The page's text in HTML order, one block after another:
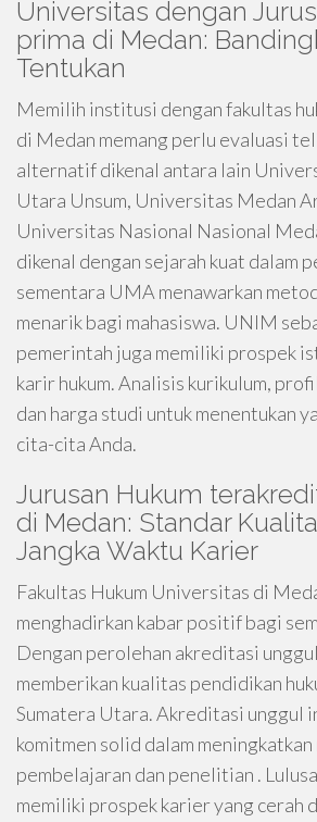
Universitas dengan
prima di Medan:
Tentukan
Memilih institusi dengan fakultas
di Medan memang perlu evaluasi
alternatif dikenal antara lain
Utara Unsum, Universitas Medan
Universitas Nasional Nasional
dikenal dengan sejarah kuat dalam
sementara UMA menawarkan
menarik bagi mahasiswa. UNIM
pemerintah juga memiliki prospek
karir hukum. Analisis kurikulum,
dan harga studi untuk menentukan
cita-cita Anda.
Jurusan Hukum
di Medan: Standar
Jangka Waktu Karier
Fakultas Hukum Universitas di
menghadirkan kabar positif bagi
Dengan perolehan akreditasi
memberikan kualitas pendidikan
Sumatera Utara. Akreditasi unggul
komitmen solid dalam meningkatkan
pembelajaran dan penelitian .
memiliki prospek karier yang cerah